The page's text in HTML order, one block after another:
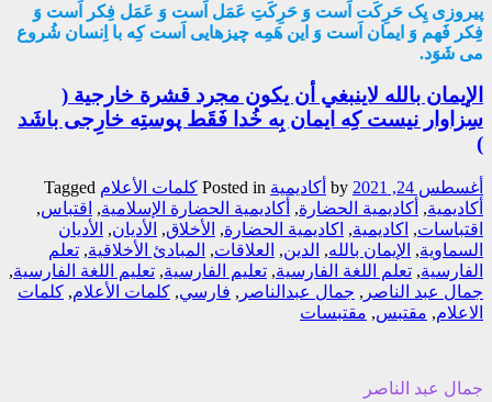
پیروزی یِک حَرِکَت اَست وَ حَرِکَتِ عَمَل اَست وَ عَمَل فِکر اَست وَ
فِکر فَهم وَ ایمان اَست وَ این هَمِه چیزهایی اَست کِه با اِنسان شُروع
می شَوَد.
الإيمان بالله لاينبغي أن يكون مجرد قشرة خارجية (
سِزاوار نیست کِه ایمان بِه خُدا فَقَط پوستِه خارِجی باشَد
)
أغسطس 24, 2021 أکادیمیة Posted in کلمات الأعلام Tagged
أكاديمية, أكاديمية الحضارة, أكاديمية الحضارة الإسلامية, اقتباس,
اقتباسات, اكاديمية, اكاديمية الحضارة, الأخلاق, الأديان, الأديان
السماوية, الإيمان بالله, الدين, العلاقات, المبادئ الأخلاقية, تعلم
الفارسية, تعلم اللغة الفارسية, تعليم الفارسية, تعليم اللغة الفارسية,
جمال عبد الناصر , جمال عبدالناصر , فارسي, كلمات الأعلام, كلمات
الاعلام, مقتبس, مقتبسات
جمال عبد الناصر